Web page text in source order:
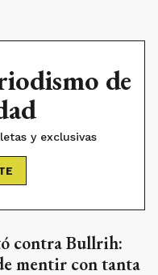
de
y exclusivas
contra Bullrih:
mentir con tanta